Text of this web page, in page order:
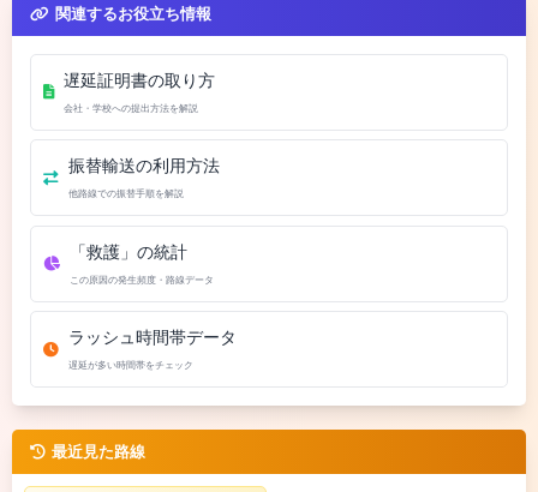
関連するお役立ち情報
遅延証明書の取り方
会社・学校への提出方法を解説
振替輸送の利用方法
他路線での振替手順を解説
「救護」の統計
この原因の発生頻度・路線データ
ラッシュ時間帯データ
遅延が多い時間帯をチェック
最近見た路線